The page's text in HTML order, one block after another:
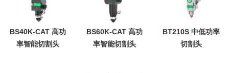
BS40K-CAT 高功
率智能切割头
BS60K-CAT 高功
率智能切割头
BT210S 中低功率
切割头